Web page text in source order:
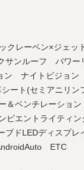
クレーベン×ジェ
サンルーフ パワ
ン ナイトビジョ
ート(セミアニリ
＆ベンチレーシ
エントライティ
ドLEDディスプ
ETC